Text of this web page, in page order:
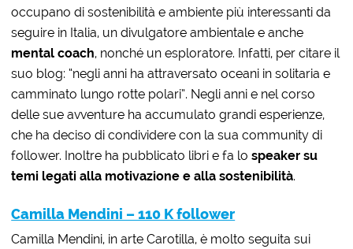
occupano di sostenibilità e ambiente più interessanti da
seguire in Italia, un divulgatore ambientale e anche
mental coach, nonché un esploratore. Infatti, per citare il
suo blog: “negli anni ha attraversato oceani in solitaria e
camminato lungo rotte polari”. Negli anni e nel corso
delle sue avventure ha accumulato grandi esperienze,
che ha deciso di condividere con la sua community di
follower. Inoltre ha pubblicato libri e fa lospeaker su
temi legati alla motivazione e alla sostenibilità.
Camilla Mendini – 110 K follower
Camilla Mendini, in arte Carotilla, è molto seguita sui